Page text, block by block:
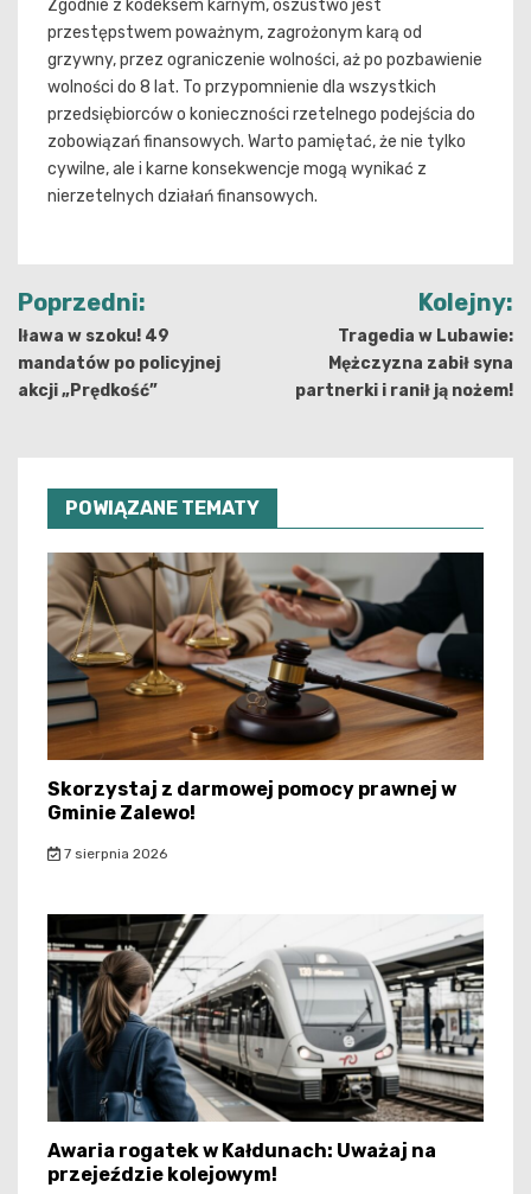
Zgodnie z kodeksem karnym, oszustwo jest
przestępstwem poważnym, zagrożonym karą od
grzywny, przez ograniczenie wolności, aż po pozbawienie
wolności do 8 lat. To przypomnienie dla wszystkich
przedsiębiorców o konieczności rzetelnego podejścia do
zobowiązań finansowych. Warto pamiętać, że nie tylko
cywilne, ale i karne konsekwencje mogą wynikać z
nierzetelnych działań finansowych.
Nawigacja
wpisu
Poprzedni:
Iława w szoku! 49
mandatów po policyjnej
akcji „Prędkość”
Kolejny:
Tragedia w Lubawie:
Mężczyzna zabił syna
partnerki i ranił ją nożem!
POWIĄZANE TEMATY
Skorzystaj z darmowej pomocy prawnej w
Gminie Zalewo!
7 sierpnia 2026
Awaria rogatek w Kałdunach: Uważaj na
przejeździe kolejowym!